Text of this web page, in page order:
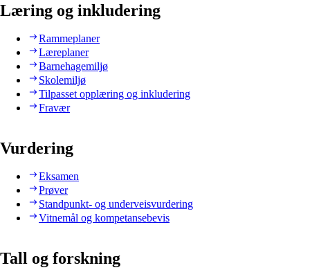
Læring og inkludering
Rammeplaner
Læreplaner
Barnehagemiljø
Skolemiljø
Tilpasset opplæring og inkludering
Fravær
Vurdering
Eksamen
Prøver
Standpunkt- og underveisvurdering
Vitnemål og kompetansebevis
Tall og forskning